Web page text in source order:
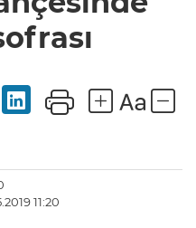
11:20